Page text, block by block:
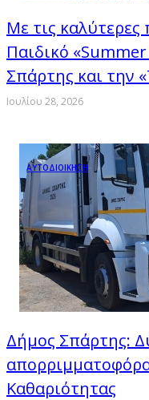
Με τις καλύτερες
Παιδικό
Σπάρτης και την
Ιουλίου 28, 2026
ΑΥΤΟΔΙΟΙΚΗΣΗ
Δήμος Σπάρτης:
Καθαριότητας